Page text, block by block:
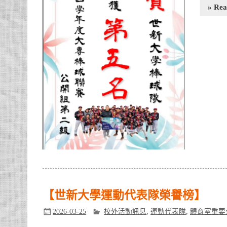
»
【世新大學運動代表隊榮譽榜】
2026-03-25 校外活動訊息 運動代表隊 體育室重要